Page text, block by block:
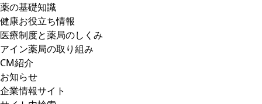
薬の基礎知識
健康お役立ち情報
医療制度と薬局のしくみ
アイン薬局の取り組み
CM紹介
お知らせ
企業情報サイト